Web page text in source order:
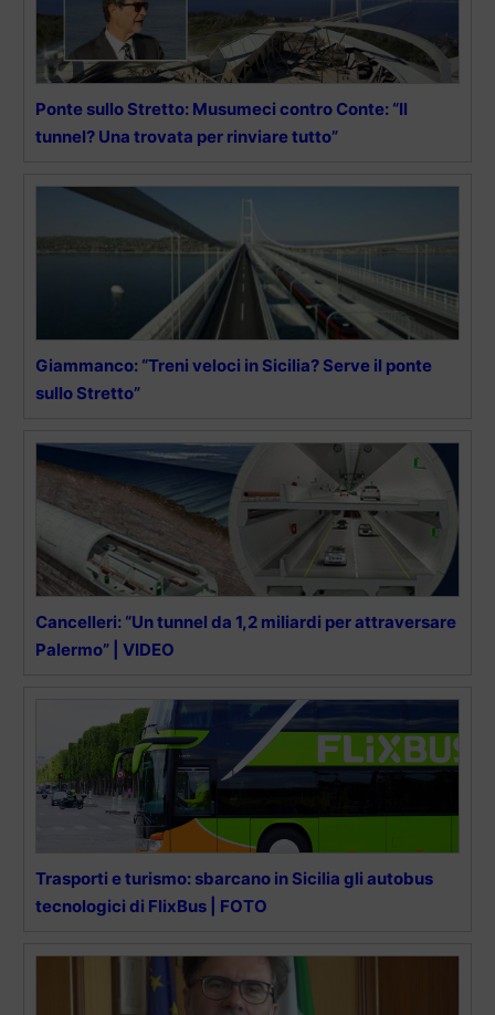
Ponte sullo Stretto: Musumeci contro Conte: “Il
tunnel? Una trovata per rinviare tutto”
Giammanco: “Treni veloci in Sicilia? Serve il ponte
sullo Stretto”
Cancelleri: “Un tunnel da 1,2 miliardi per attraversare
Palermo” | VIDEO
Trasporti e turismo: sbarcano in Sicilia gli autobus
tecnologici di FlixBus | FOTO